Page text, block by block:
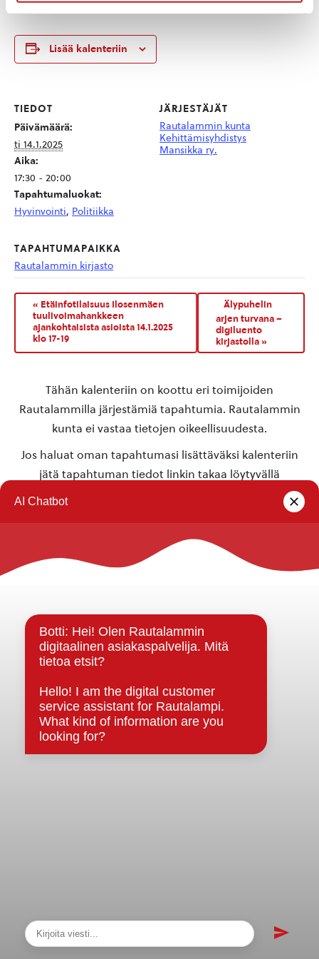
Lisää kalenteriin
TIEDOT
Päivämäärä:
ti 14.1.2025
Aika:
17:30 - 20:00
Tapahtumaluokat:
Hyvinvointi, Politiikka
JÄRJESTÄJÄT
Rautalammin kunta
Kehittämisyhdistys
Mansikka ry.
TAPAHTUMAPAIKKA
Rautalammin kirjasto
« Etäinfotilaisuus Ilosenmäen
tuulivoimahankkeen
ajankohtaisista asioista 14.1.2025
klo 17-19
Älypuhelin
arjen turvana –
digiluento
kirjastolla»
Tähän kalenteriin on koottu eri toimijoiden
Rautalammilla järjestämiä tapahtumia. Rautalammin
kunta ei vastaa tietojen oikeellisuudesta.
Jos haluat oman tapahtumasi lisättäväksi kalenteriin
jätä tapahtuman tiedot linkin takaa löytyvällä
Rautalammin kunta
Strategiat, ohjelmat, ohjeet, suunnitelmat, säännöt ja
sopimukset
Asiakirjajulkisuuskuvaus
Evästeet
Saavutettavuusseloste
Tietosuoja
Tietosuojaselosteet